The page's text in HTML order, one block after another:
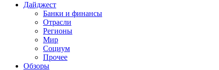
Дайджест
Банки и финансы
Отрасли
Регионы
Мир
Социум
Прочее
Обзоры